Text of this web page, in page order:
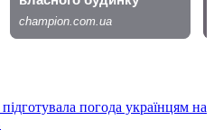
погода українцям на